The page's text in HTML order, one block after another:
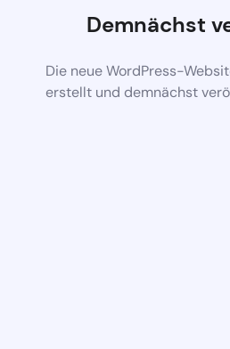
Demnächst
Die neue WordPress-
erstellt und demnächst